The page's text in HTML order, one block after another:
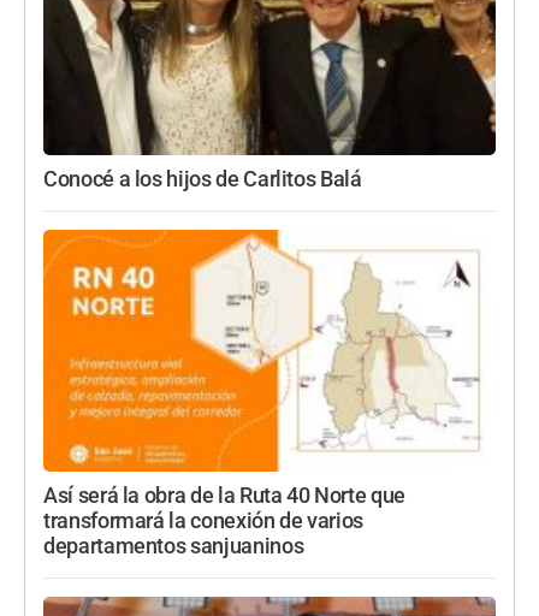
Conocé a los hijos de Carlitos Balá
Así será la obra de la Ruta 40 Norte que
transformará la conexión de varios
departamentos sanjuaninos